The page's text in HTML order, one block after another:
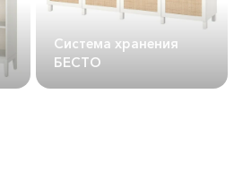
Система хранения
БЕСТО